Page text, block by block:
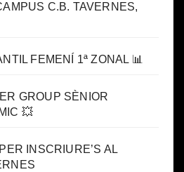
C.B. TAVERNES,
FEMENÍ 1ª ZONAL 📊
GROUP SÈNIOR
💥
INSCRIURE’S AL